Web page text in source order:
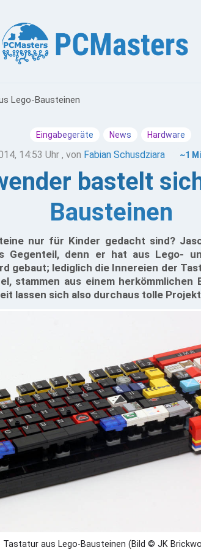
Lego-Bausteinen
Eingabegeräte News Hardware
14:53 Uhr , von Fabian Schusdziara ~1
bastelt
Bausteinen
nur für Kinder gedacht sind?
Gegenteil, denn er hat aus Lego-
gebaut; lediglich die Innereien der
stammen aus einem
lassen sich also durchaus tolle
Tastatur aus Lego-Bausteinen (Bild © JK